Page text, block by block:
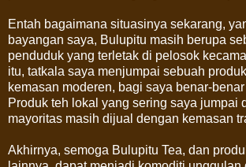
Entah bagaimana situasinya sekarang,
bayangan saya, Bulupitu masih berupa
penduduk yang terletak di pelosok
itu, tatkala saya menjumpai sebuah
kemasan moderen, bagi saya benar-
Produk teh lokal yang sering saya jumpai
mayoritas masih dijual dengan kemasan
Akhirnya, semoga Bulupitu Tea, dan